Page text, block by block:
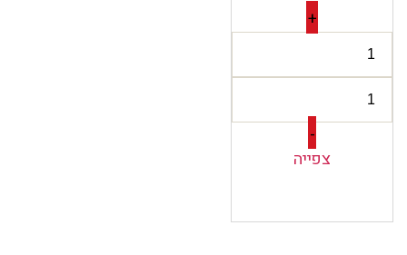
+
-
צפייה